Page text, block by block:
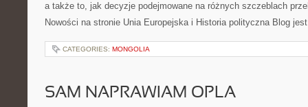
a także to, jak decyzje podejmowane na różnych szczeblach
Nowości na stronie Unia Europejska i Historia polityczna Blog
CATEGORIES: MONGOLIA
SAM NAPRAWIAM OPLA